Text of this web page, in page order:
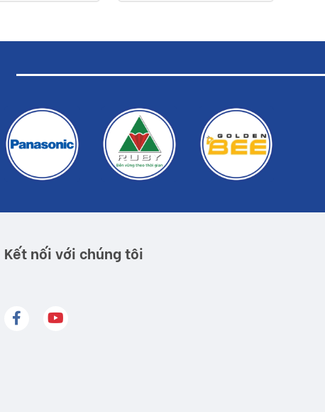
Kết nối với chúng tôi